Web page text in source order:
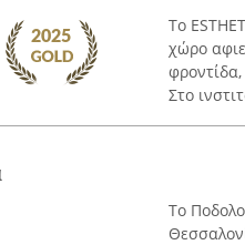
Το
χώρο
Στο
Το